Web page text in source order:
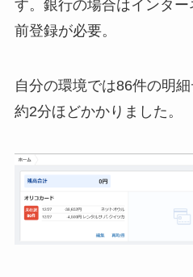
す。銀行の場合はインタ
前登録が必要。
自分の環境では86件の明
約2分ほどかかりました。